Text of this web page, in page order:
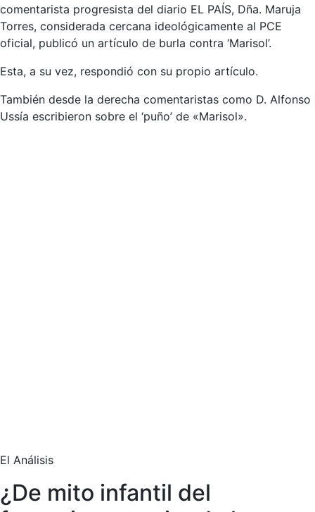
comentarista progresista del diario EL PAÍS, Dña. Maruja
Torres, considerada cercana ideológicamente al PCE
oficial, publicó un artículo de burla contra ‘Marisol’.
Esta, a su vez, respondió con su propio artículo.
También desde la derecha comentaristas como D. Alfonso
Ussía escribieron sobre el ‘puño’ de «Marisol».
El Análisis
¿De mito infantil del